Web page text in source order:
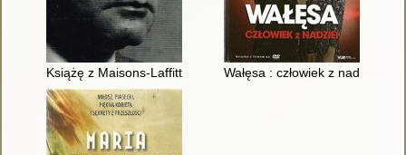
Książę z Maisons-Laffitte Wałęsa : człowiek z nadziei